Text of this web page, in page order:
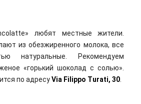
любят местные жители.
из обезжиренного молока, все
натуральные. Рекомендуем
«горький шоколад с солью».
по адресуVia Filippo Turati, 30.